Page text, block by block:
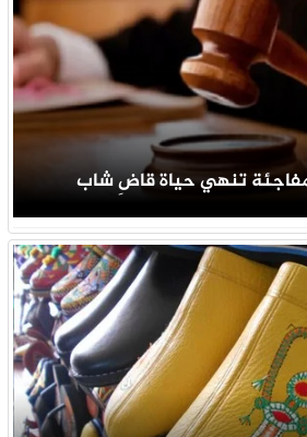
تنهي حياة قاضِ شاب